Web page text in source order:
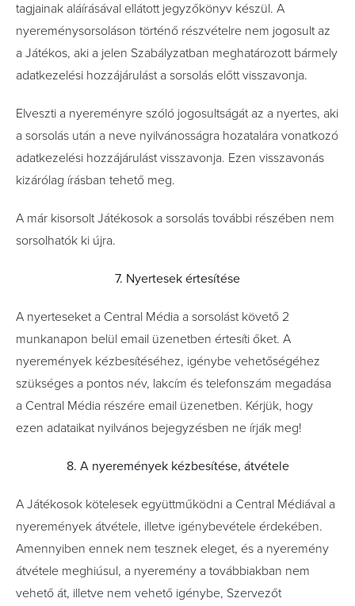
tagjainak aláírásával ellátott jegyzőkönyv készül. A
nyereménysorsoláson történő részvételre nem jogosult az
a Játékos, aki a jelen Szabályzatban meghatározott bármely
adatkezelési hozzájárulást a sorsolás előtt visszavonja.
Elveszti a nyereményre szóló jogosultságát az a nyertes, aki
a sorsolás után a neve nyilvánosságra hozatalára vonatkozó
adatkezelési hozzájárulást visszavonja. Ezen visszavonás
kizárólag írásban tehető meg.
A már kisorsolt Játékosok a sorsolás további részében nem
sorsolhatók ki újra.
7. Nyertesek értesítése
A nyerteseket a Central Média a sorsolást követő 2
munkanapon belül email üzenetben értesíti őket. A
nyeremények kézbesítéséhez, igénybe vehetőségéhez
szükséges a pontos név, lakcím és telefonszám megadása
a Central Média részére email üzenetben. Kérjük, hogy
ezen adataikat nyilvános bejegyzésben ne írják meg!
8. A nyeremények kézbesítése, átvétele
A Játékosok kötelesek együttműködni a Central Médiával a
nyeremények átvétele, illetve igénybevétele érdekében.
Amennyiben ennek nem tesznek eleget, és a nyeremény
átvétele meghiúsul, a nyeremény a továbbiakban nem
vehető át, illetve nem vehető igénybe, Szervezőt